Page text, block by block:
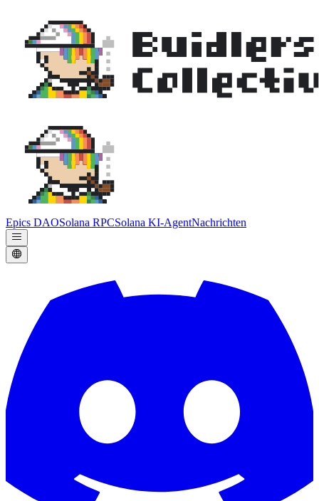
Epics DAOSolana RPCSolana KI-AgentNachrichten